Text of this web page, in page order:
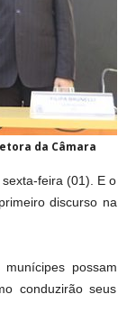
da Câmara
feira (01). E o
discurso na
possam
conduzirão seus